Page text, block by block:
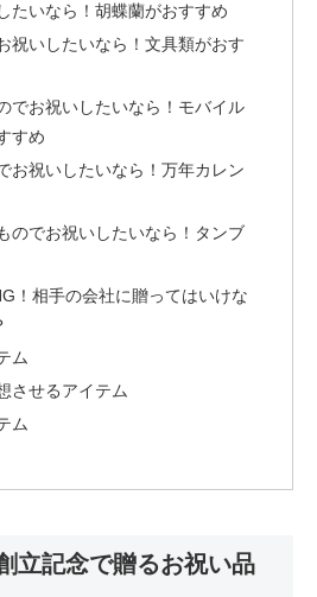
たいなら！胡蝶蘭がおすすめ
祝いしたいなら！文具類がおす
でお祝いしたいなら！モバイル
すめ
お祝いしたいなら！万年カレン
のでお祝いしたいなら！タンブ
！相手の会社に贈ってはいけな
ム
させるアイテム
ム
立記念で贈るお祝い品